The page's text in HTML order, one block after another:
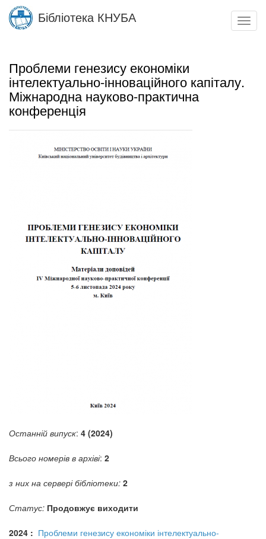
Skip
main
Бібліотека КНУБА
Проблеми генезису економіки
інтелектуально-інноваційного капіталу.
Міжнародна науково-практична
конференція
Останній випуск: 4 (2024)
Всього номерів в архіві: 2
з них на сервері бібліотеки: 2
Статус: Продовжує виходити
2024 : Проблеми генезису економіки інтелектуально-